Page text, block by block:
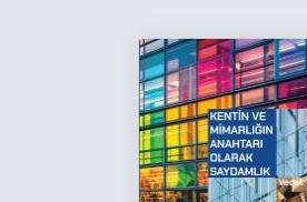
Referanslarımız
Uzaktan Erişim
Nasıl Erişirim